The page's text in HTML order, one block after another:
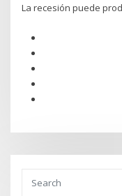
La recesión puede